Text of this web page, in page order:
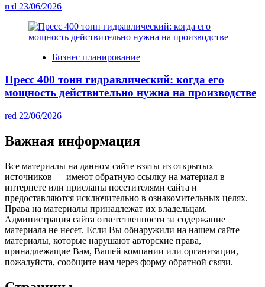
red 23/06/2026
Бизнес планирование
Пресс 400 тонн гидравлический: когда его
мощность действительно нужна на производстве
red 22/06/2026
Важная информация
Все материалы на данном сайте взяты из открытых
источников — имеют обратную ссылку на материал в
интернете или присланы посетителями сайта и
предоставляются исключительно в ознакомительных целях.
Права на материалы принадлежат их владельцам.
Администрация сайта ответственности за содержание
материала не несет. Если Вы обнаружили на нашем сайте
материалы, которые нарушают авторские права,
принадлежащие Вам, Вашей компании или организации,
пожалуйста, сообщите нам через форму обратной связи.